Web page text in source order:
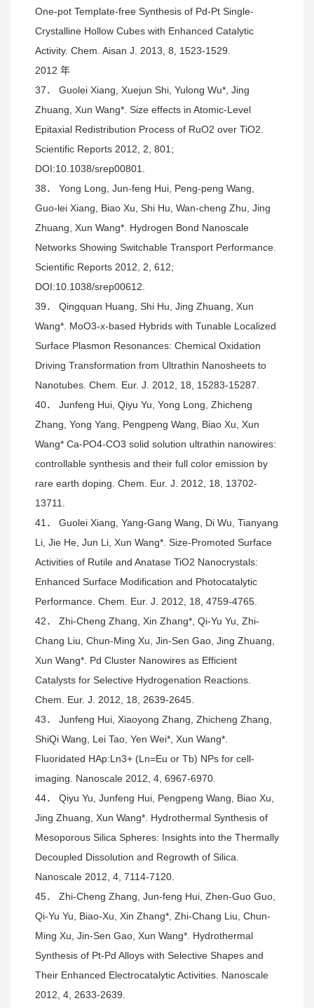
One-pot Template-free Synthesis of Pd-Pt Single-
Crystalline Hollow Cubes with Enhanced Catalytic
Activity. Chem. Aisan J. 2013, 8, 1523-1529.
2012 年
37． Guolei Xiang, Xuejun Shi, Yulong Wu*, Jing
Zhuang, Xun Wang*. Size effects in Atomic-Level
Epitaxial Redistribution Process of RuO2 over TiO2.
Scientific Reports 2012, 2, 801;
DOI:10.1038/srep00801.
38． Yong Long, Jun-feng Hui, Peng-peng Wang,
Guo-lei Xiang, Biao Xu, Shi Hu, Wan-cheng Zhu, Jing
Zhuang, Xun Wang*. Hydrogen Bond Nanoscale
Networks Showing Switchable Transport Performance.
Scientific Reports 2012, 2, 612;
DOI:10.1038/srep00612.
39． Qingquan Huang, Shi Hu, Jing Zhuang, Xun
Wang*. MoO3-x-based Hybrids with Tunable Localized
Surface Plasmon Resonances: Chemical Oxidation
Driving Transformation from Ultrathin Nanosheets to
Nanotubes. Chem. Eur. J. 2012, 18, 15283-15287.
40． Junfeng Hui, Qiyu Yu, Yong Long, Zhicheng
Zhang, Yong Yang, Pengpeng Wang, Biao Xu, Xun
Wang* Ca-PO4-CO3 solid solution ultrathin nanowires:
controllable synthesis and their full color emission by
rare earth doping. Chem. Eur. J. 2012, 18, 13702-
13711.
41． Guolei Xiang, Yang-Gang Wang, Di Wu, Tianyang
Li, Jie He, Jun Li, Xun Wang*. Size-Promoted Surface
Activities of Rutile and Anatase TiO2 Nanocrystals:
Enhanced Surface Modification and Photocatalytic
Performance. Chem. Eur. J. 2012, 18, 4759-4765.
42． Zhi-Cheng Zhang, Xin Zhang*, Qi-Yu Yu, Zhi-
Chang Liu, Chun-Ming Xu, Jin-Sen Gao, Jing Zhuang,
Xun Wang*. Pd Cluster Nanowires as Efficient
Catalysts for Selective Hydrogenation Reactions.
Chem. Eur. J. 2012, 18, 2639-2645.
43． Junfeng Hui, Xiaoyong Zhang, Zhicheng Zhang,
ShiQi Wang, Lei Tao, Yen Wei*, Xun Wang*.
Fluoridated HAp:Ln3+ (Ln=Eu or Tb) NPs for cell-
imaging. Nanoscale 2012, 4, 6967-6970.
44． Qiyu Yu, Junfeng Hui, Pengpeng Wang, Biao Xu,
Jing Zhuang, Xun Wang*. Hydrothermal Synthesis of
Mesoporous Silica Spheres: Insights into the Thermally
Decoupled Dissolution and Regrowth of Silica.
Nanoscale 2012, 4, 7114-7120.
45． Zhi-Cheng Zhang, Jun-feng Hui, Zhen-Guo Guo,
Qi-Yu Yu, Biao-Xu, Xin Zhang*, Zhi-Chang Liu, Chun-
Ming Xu, Jin-Sen Gao, Xun Wang*. Hydrothermal
Synthesis of Pt-Pd Alloys with Selective Shapes and
Their Enhanced Electrocatalytic Activities. Nanoscale
2012, 4, 2633-2639.